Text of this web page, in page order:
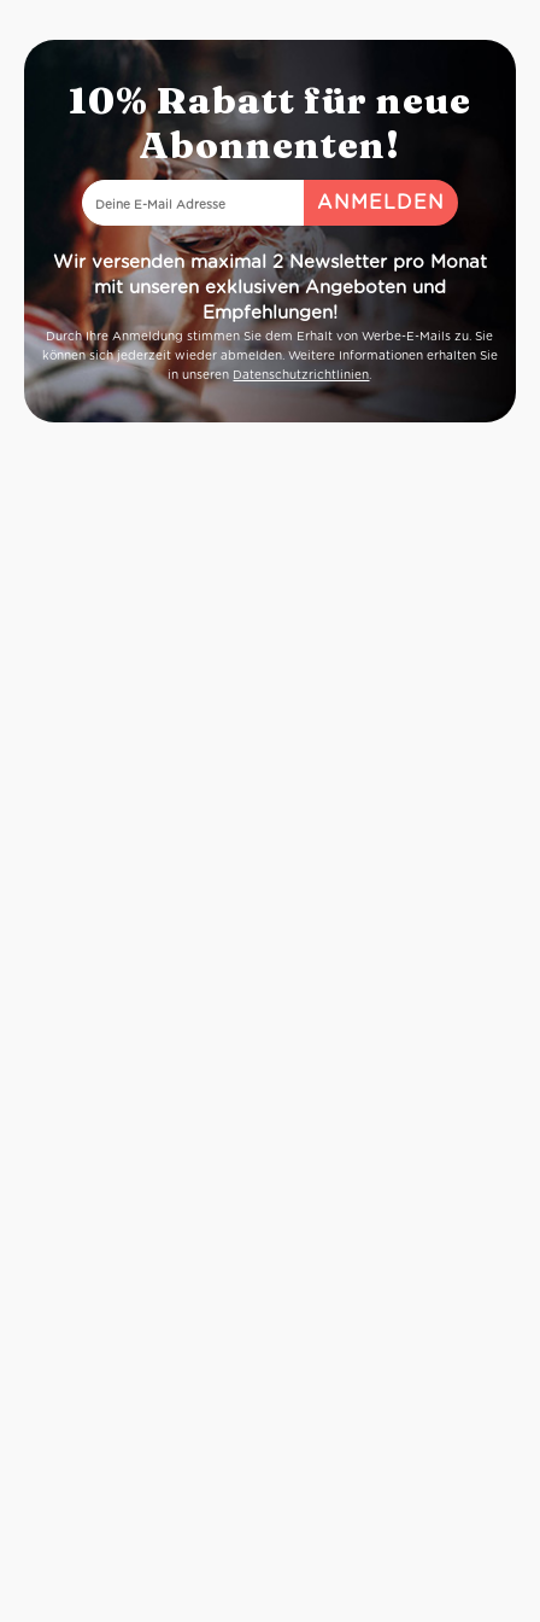
und fortan
Marabissi
Cantucci und
empfiehlt
südlich von
allein schon
Thermen für
10% Rabatt für neue
Abonnenten!
Wir versenden maximal 2 Newsletter pro Monat
mit unseren exklusiven Angeboten und
Empfehlungen!
Durch Ihre Anmeldung stimmen Sie dem Erhalt von Werbe-E-Mails zu. Sie
können sich jederzeit wieder abmelden. Weitere Informationen erhalten Sie
in unseren Datenschutzrichtlinien